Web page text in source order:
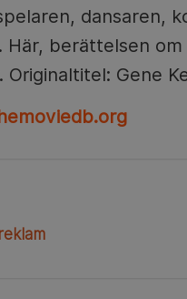
dansaren,
Här, berättelsen
Gene